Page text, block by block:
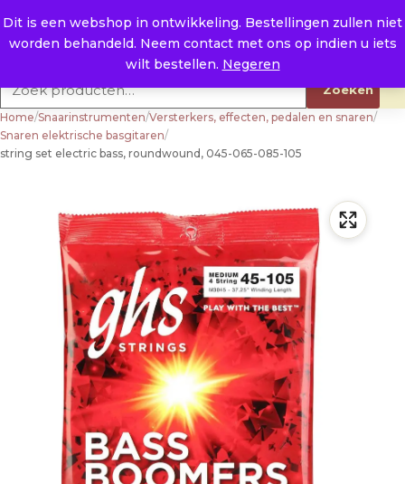
Dit is een webshop in ontwikkeling. Bestellingen zullen niet
worden behandeld. Neem contact met ons op indien u iets
wilt bestellen. Negeren
E. info@raysland.nl
Productcategorieën
Zoeken
Home/Snaarinstrumenten/Versterkers, effecten, pedalen en snaren/
Snaren elektrische basgitaren/
string set electric bass, roundwound, 045-065-085-105